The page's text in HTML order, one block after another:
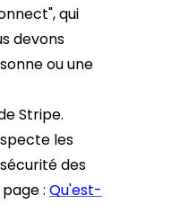
qui
devons
ou une
Stripe.
les
des
: Qu'est-